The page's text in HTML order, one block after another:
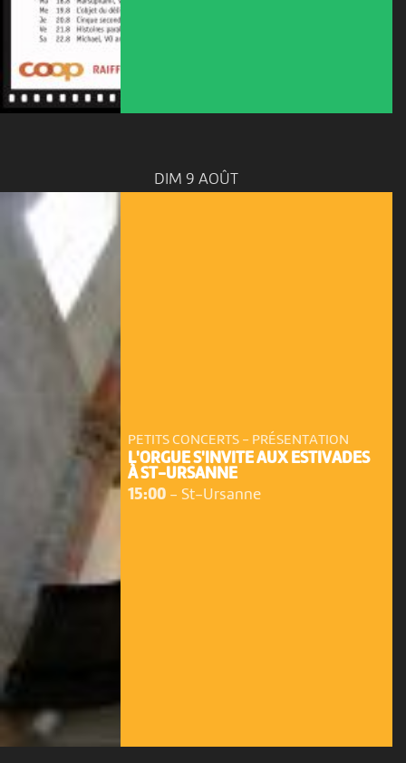
DIM 9 AOÛT
PETITS CONCERTS - PRÉSENTATION
L'ORGUE S'INVITE AUX ESTIVADES
À ST-URSANNE
15:00- St-Ursanne